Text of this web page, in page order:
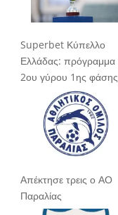
Superbet Κύπελλο
Ελλάδας: πρόγραμμα
2ου γύρου 1ης φάσης
Απέκτησε τρεις ο ΑΟ
Παραλίας